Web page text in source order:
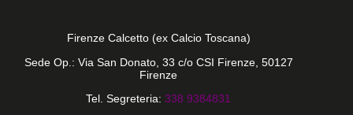
Firenze Calcetto (ex Calcio Toscana)
Sede Op.: Via San Donato, 33 c/o CSI Firenze, 50127
Firenze
Tel. Segreteria: 338 9384831